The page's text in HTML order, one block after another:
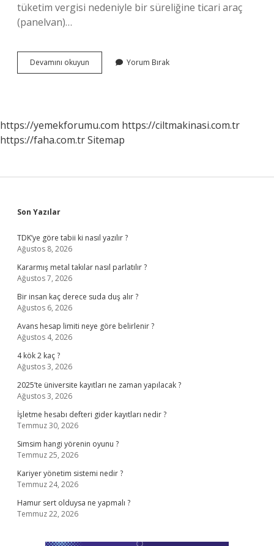
tüketim vergisi nedeniyle bir süreliğine ticari araç
(panelvan)…
Devamını okuyun
Jimny
Yorum Bırak
https://yemekforumu.com https://ciltmakinasi.com.tr
https://faha.com.trSitemap
Sidebar
Son Yazılar
TDK’ye göre tabii ki nasıl yazılır ?
Ağustos 8, 2026
Kararmış metal takılar nasıl parlatılır ?
Ağustos 7, 2026
Bir insan kaç derece suda duş alır ?
Ağustos 6, 2026
Avans hesap limiti neye göre belirlenir ?
Ağustos 4, 2026
4 kök 2 kaç ?
Ağustos 3, 2026
2025’te üniversite kayıtları ne zaman yapılacak ?
Ağustos 3, 2026
İşletme hesabı defteri gider kayıtları nedir ?
Temmuz 30, 2026
Simsim hangi yörenin oyunu ?
Temmuz 25, 2026
Kariyer yönetim sistemi nedir ?
Temmuz 24, 2026
Hamur sert olduysa ne yapmalı ?
Temmuz 22, 2026